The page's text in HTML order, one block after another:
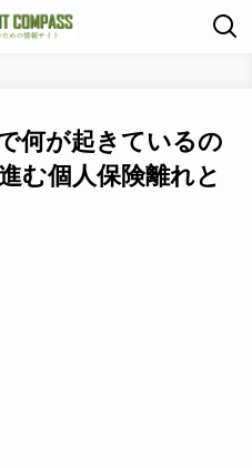
何が起きているの
む個人保険離れと